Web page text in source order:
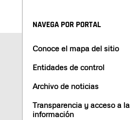
NAVEGA POR PORTAL
Conoce el mapa del sitio
Entidades de control
Archivo de noticias
Transparencia y acceso a la
información